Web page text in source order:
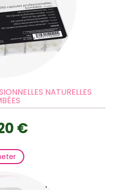
NATURELLES
€